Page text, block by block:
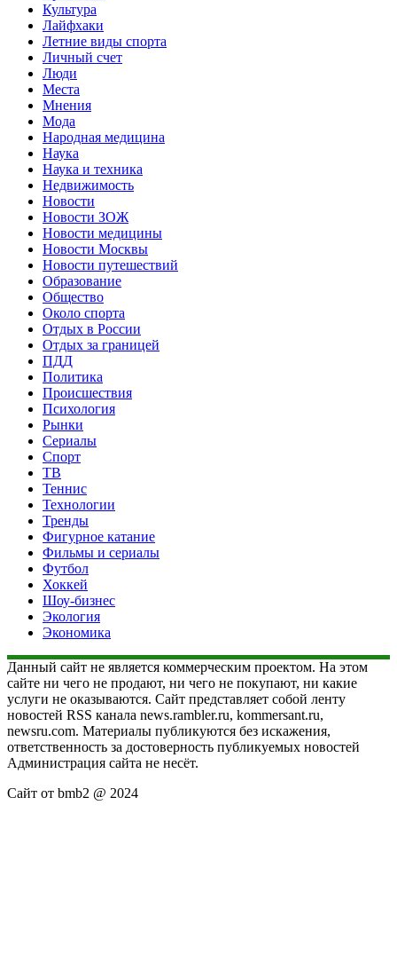
Культура
Лайфхаки
Летние виды спорта
Личный счет
Люди
Места
Мнения
Мода
Народная медицина
Наука
Наука и техника
Недвижимость
Новости
Новости ЗОЖ
Новости медицины
Новости Москвы
Новости путешествий
Образование
Общество
Около спорта
Отдых в России
Отдых за границей
ПДД
Политика
Происшествия
Психология
Рынки
Сериалы
Спорт
ТВ
Теннис
Технологии
Тренды
Фигурное катание
Фильмы и сериалы
Футбол
Хоккей
Шоу-бизнес
Экология
Экономика
Данный сайт не является коммерческим проектом. На этом
сайте ни чего не продают, ни чего не покупают, ни какие
услуги не оказываются. Сайт представляет собой ленту
новостей RSS канала news.rambler.ru, kommersant.ru,
newsru.com. Материалы публикуются без искажения,
ответственность за достоверность публикуемых новостей
Администрация сайта не несёт.
Сайт от bmb2 @ 2024